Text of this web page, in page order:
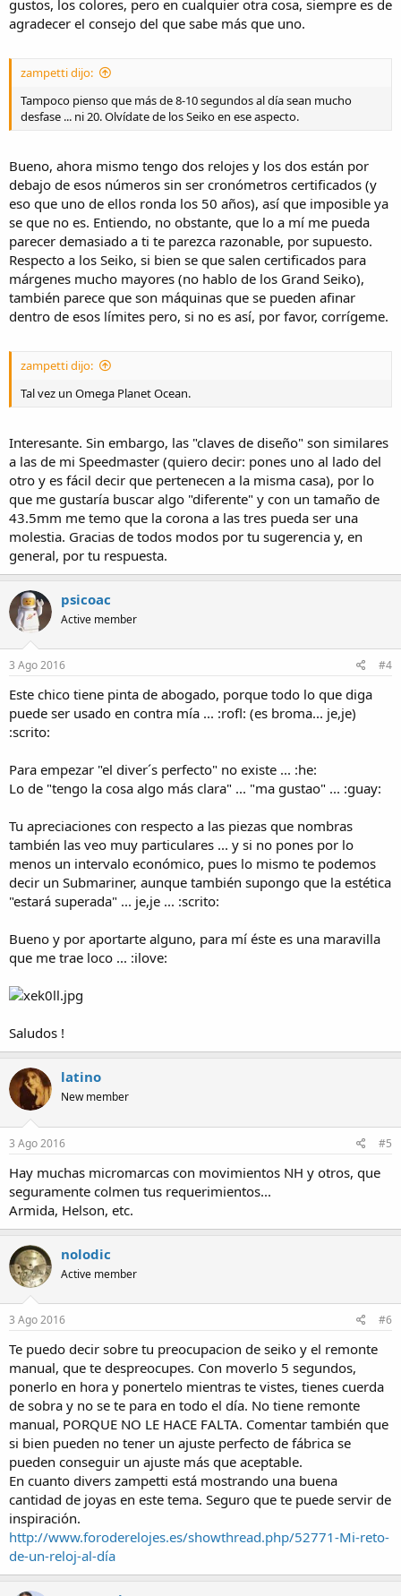
gustos, los colores, pero en cualquier otra cosa, siempre es de
agradecer el consejo del que sabe más que uno.
zampetti dijo:
Tampoco pienso que más de 8-10 segundos al día sean mucho
desfase ... ni 20. Olvídate de los Seiko en ese aspecto.
Bueno, ahora mismo tengo dos relojes y los dos están por
debajo de esos números sin ser cronómetros certificados (y
eso que uno de ellos ronda los 50 años), así que imposible ya
se que no es. Entiendo, no obstante, que lo a mí me pueda
parecer demasiado a ti te parezca razonable, por supuesto.
Respecto a los Seiko, si bien se que salen certificados para
márgenes mucho mayores (no hablo de los Grand Seiko),
también parece que son máquinas que se pueden afinar
dentro de esos límites pero, si no es así, por favor, corrígeme.
zampetti dijo:
Tal vez un Omega Planet Ocean.
Interesante. Sin embargo, las "claves de diseño" son similares
a las de mi Speedmaster (quiero decir: pones uno al lado del
otro y es fácil decir que pertenecen a la misma casa), por lo
que me gustaría buscar algo "diferente" y con un tamaño de
43.5mm me temo que la corona a las tres pueda ser una
molestia. Gracias de todos modos por tu sugerencia y, en
general, por tu respuesta.
psicoac
Active member
3 Ago 2016 #4
Este chico tiene pinta de abogado, porque todo lo que diga
puede ser usado en contra mía ... :rofl: (es broma... je,je)
:scrito:
Para empezar "el diver´s perfecto" no existe ... :he:
Lo de "tengo la cosa algo más clara" ... "ma gustao" ... :guay:
Tu apreciaciones con respecto a las piezas que nombras
también las veo muy particulares ... y si no pones por lo
menos un intervalo económico, pues lo mismo te podemos
decir un Submariner, aunque también supongo que la estética
"estará superada" ... je,je ... :scrito:
Bueno y por aportarte alguno, para mí éste es una maravilla
que me trae loco ... :ilove:
Saludos !
latino
New member
3 Ago 2016 #5
Hay muchas micromarcas con movimientos NH y otros, que
seguramente colmen tus requerimientos...
Armida, Helson, etc.
nolodic
Active member
3 Ago 2016 #6
Te puedo decir sobre tu preocupacion de seiko y el remonte
manual, que te despreocupes. Con moverlo 5 segundos,
ponerlo en hora y ponertelo mientras te vistes, tienes cuerda
de sobra y no se te para en todo el día. No tiene remonte
manual, PORQUE NO LE HACE FALTA. Comentar también que
si bien pueden no tener un ajuste perfecto de fábrica se
pueden conseguir un ajuste más que aceptable.
En cuanto divers zampetti está mostrando una buena
cantidad de joyas en este tema. Seguro que te puede servir de
inspiración.
http://www.foroderelojes.es/showthread.php/52771-Mi-reto-
de-un-reloj-al-día